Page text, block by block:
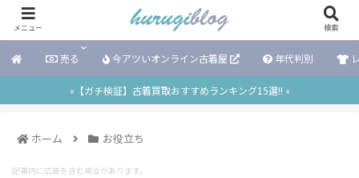
売る 今アツいオンライン古着屋 年代判別
»【ガチ検証】古着買取おすすめランキング15選!! «
ホーム お役立ち
記事内に広告を含む場合があります。
メニュー 検索